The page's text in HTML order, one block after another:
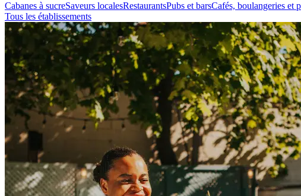
Cabanes à sucreSaveurs localesRestaurantsPubs et barsCafés, boulangeries et
Tous les établissements